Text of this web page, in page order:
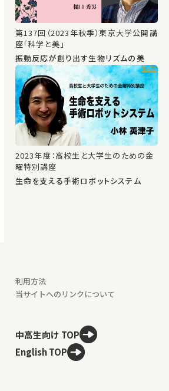
第137回（2023年秋季）東京大学公開講
座「科学と美」
振動反応が創り出す生物リズムの美
2023年度：高校生と大学生のための金
曜特別講座
生命を支える手術ロボットシステム
利用方法
当サイトへのリンクについて
中高生向け TOP
English TOP